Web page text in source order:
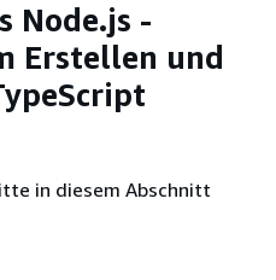
Node.js -
Erstellen und
in diesem Abschnitt